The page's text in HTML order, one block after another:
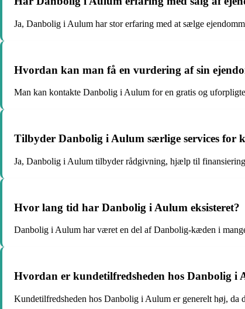
Ja, Danbolig i Aulum har stor erfaring med at sælge
Hvordan kan man få en vurdering af sin
Man kan kontakte Danbolig i Aulum for en gratis og
Tilbyder Danbolig i Aulum særlige services for
Ja, Danbolig i Aulum tilbyder rådgivning, hjælp til finansiering
Hvor lang tid har Danbolig i Aulum eksisteret?
Danbolig i Aulum har været en del af Danbolig-kæden i
Hvordan er kundetilfredsheden hos Danbolig i
Kundetilfredsheden hos Danbolig i Aulum er generelt høj, da